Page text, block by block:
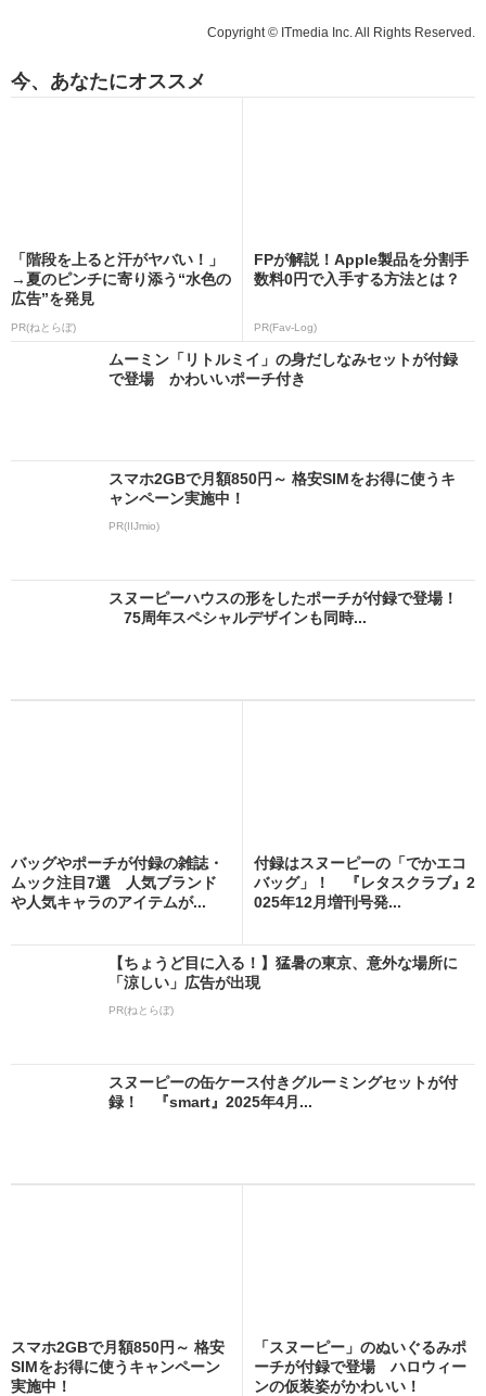
Copyright © ITmedia Inc. All Rights Reserved.
今、あなたにオススメ
「階段を上ると汗がヤバい！」
→夏のピンチに寄り添う“水色の
広告”を発見
PR(ねとらぼ)
FPが解説！Apple製品を分割手
数料0円で入手する方法とは？
PR(Fav-Log)
ムーミン「リトルミイ」の身だしなみセットが付録
で登場 かわいいポーチ付き
スマホ2GBで月額850円～ 格安SIMをお得に使うキ
ャンペーン実施中！
PR(IIJmio)
スヌーピーハウスの形をしたポーチが付録で登場！
75周年スペシャルデザインも同時...
バッグやポーチが付録の雑誌・
ムック注目7選 人気ブランド
や人気キャラのアイテムが...
付録はスヌーピーの「でかエコ
バッグ」！ 『レタスクラブ』2
025年12月増刊号発...
【ちょうど目に入る！】猛暑の東京、意外な場所に
「涼しい」広告が出現
PR(ねとらぼ)
スヌーピーの缶ケース付きグルーミングセットが付
録！ 『smart』2025年4月...
スマホ2GBで月額850円～ 格安
SIMをお得に使うキャンペーン
実施中！
「スヌーピー」のぬいぐるみポ
ーチが付録で登場 ハロウィー
ンの仮装姿がかわいい！